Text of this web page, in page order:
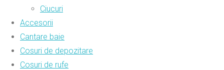
Ciucuri
Accesorii
Cantare baie
Cosuri de depozitare
Cosuri de rufe